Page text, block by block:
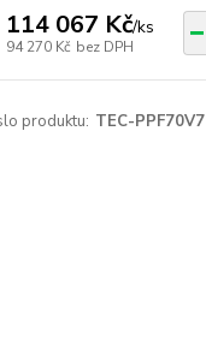
114 067 Kč/ks
94 270 Kč bez DPH
produktu: TEC-PPF70V7